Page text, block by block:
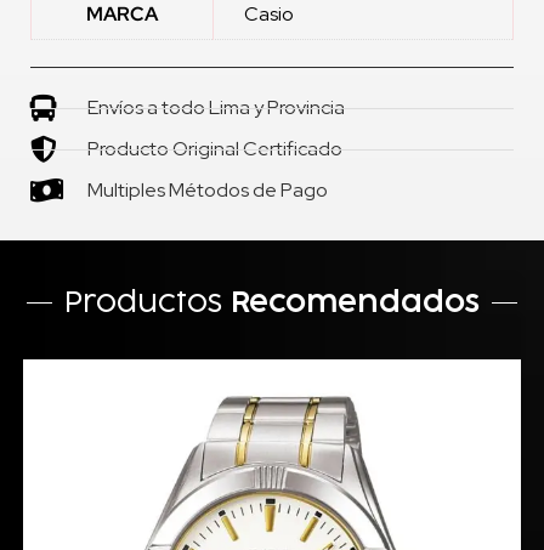
MARCA Casio
Envíos a todo Lima y Provincia
Producto Original Certificado
Multiples Métodos de Pago
Productos Recomendados